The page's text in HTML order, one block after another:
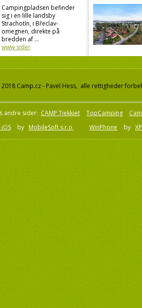
Campingpladsen befinder
sig i en lille landsby
Strachotín, i Břeclav-
omegnen, direkte på
bredden af ...
www sider
Camp.cz - Pavel Hess, alle rettigheder
andre sider: CAMP Tjekkiet TopCamping
iOS by MobileSoft s.r.o WinPhone by